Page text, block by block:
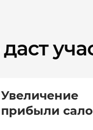
Увеличение
прибыли